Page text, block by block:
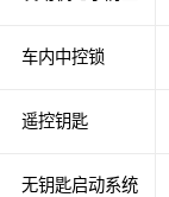
车内中控锁
遥控钥匙
无钥匙启动系统